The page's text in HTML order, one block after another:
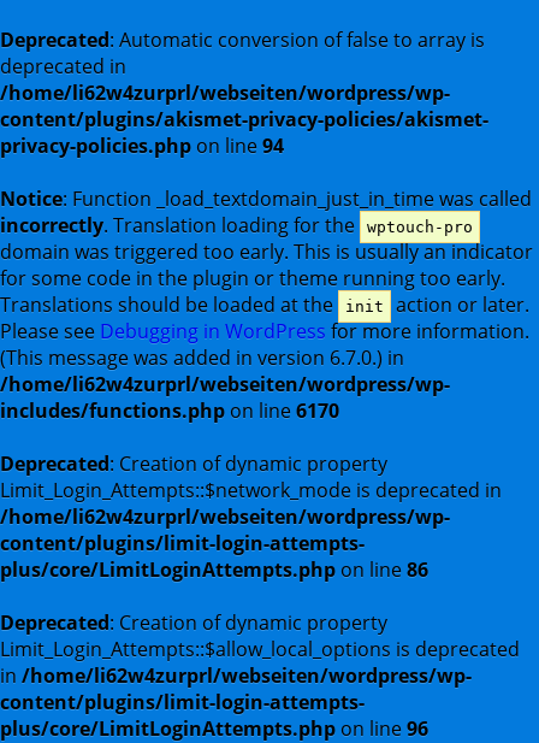
Deprecated: Automatic conversion of false to array is
deprecated in
/home/li62w4zurprl/webseiten/wordpress/wp-
content/plugins/akismet-privacy-policies/akismet-
privacy-policies.php on line94
Notice: Function _load_textdomain_just_in_time was called
incorrectly. Translation loading for the wptouch-pro
domain was triggered too early. This is usually an indicator
for some code in the plugin or theme running too early.
Translations should be loaded at the
init
action or later.
Please see Debugging in WordPress for more information.
(This message was added in version 6.7.0.) in
/home/li62w4zurprl/webseiten/wordpress/wp-
includes/functions.php on line6170
Deprecated: Creation of dynamic property
Limit_Login_Attempts::$network_mode is deprecated in
/home/li62w4zurprl/webseiten/wordpress/wp-
content/plugins/limit-login-attempts-
plus/core/LimitLoginAttempts.php on line86
Deprecated: Creation of dynamic property
Limit_Login_Attempts::$allow_local_options is deprecated
in /home/li62w4zurprl/webseiten/wordpress/wp-
content/plugins/limit-login-attempts-
plus/core/LimitLoginAttempts.php on line96